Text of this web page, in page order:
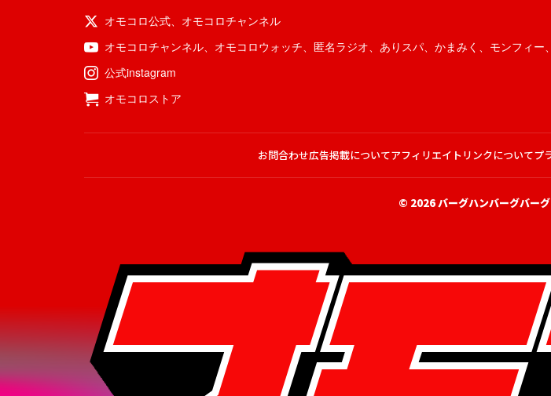
オモコロ公式、 オモコロチャンネル
オモコロチャンネル、 オモコロウォッチ、 匿名ラジオ、 ありスパ、 かまみく 、 モンフィー、
公式instagram
オモコロストア
お問合わせ広告掲載についてアフィリエイトリンクについてプ
© 2026バーグハンバーグバーグ